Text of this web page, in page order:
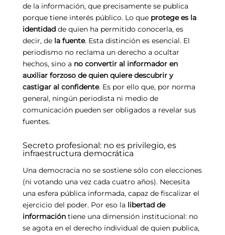
de la información, que precisamente se publica
porque tiene interés público. Lo que protege es la
identidadde quien ha permitido conocerla, es
decir, de la fuente. Esta distinción es esencial. El
periodismo no reclama un derecho a ocultar
hechos, sino a no convertir al informador en
auxiliar forzoso de quien quiere descubrir y
castigar al confidente. Es por ello que, por norma
general, ningún periodista ni medio de
comunicación pueden ser obligados a revelar sus
fuentes.
Secreto profesional: no es privilegio, es
infraestructura democrática
Una democracia no se sostiene sólo con elecciones
(ni votando una vez cada cuatro años). Necesita
una esfera pública informada, capaz de fiscalizar el
ejercicio del poder. Por eso la libertad de
informacióntiene una dimensión institucional: no
se agota en el derecho individual de quien publica,